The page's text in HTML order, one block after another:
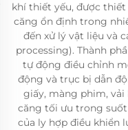
khí thiết yếu, được
căng ổn định trong
đến xử lý vật liệu và
processing). Thành
tự động điều chỉnh
động và trục bị dẫn
giấy, màng phim,
căng tối ưu trong suốt
của ly hợp điều khiển